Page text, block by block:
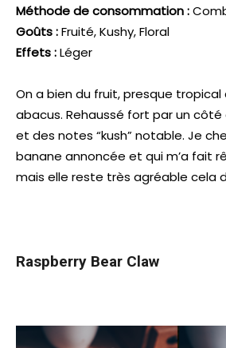
Méthode de consommation :
Goûts :Fruité, Kushy, Floral
Effets :Léger
On a bien du fruit, presque tropical
abacus. Rehaussé fort par un
et des notes “kush” notable. Je
banane annoncée et qui m’a fait
mais elle reste très agréable cela
Raspberry Bear Claw